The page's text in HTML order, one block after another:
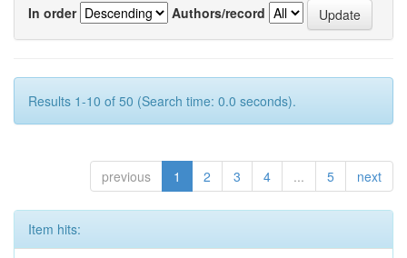
In order
Authors/record
Results 1-10 of 50 (Search time: 0.0 seconds).
previous 1 2 3 4 ... 5 next
Item hits: